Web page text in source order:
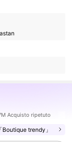
Acquisto ripetuto
「Boutique trendy」